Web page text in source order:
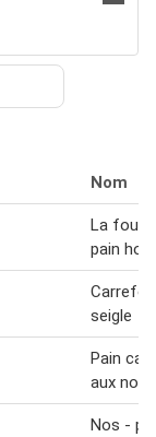
Nom
La
pain hot
seigle
Pain
aux noix
Nos -